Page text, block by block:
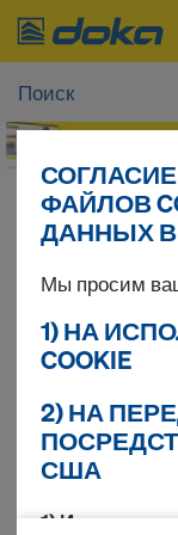
Цены на
после
забор
Найдено
ФАЙЛОВ
ДАННЫХ
Мы просим
1) НА
COOKIE
2) НА
США
1)